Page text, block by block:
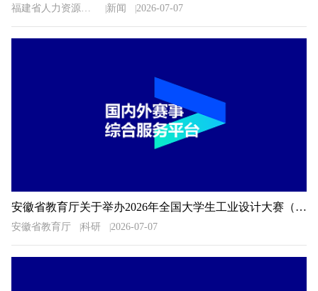
福建省人力资源和社会保障厅办公室 新闻 2026-07-07
安徽省教育厅关于举办2026年全国大学生工业设计大赛（安徽赛区）的通知
安徽省教育厅 科研 2026-07-07